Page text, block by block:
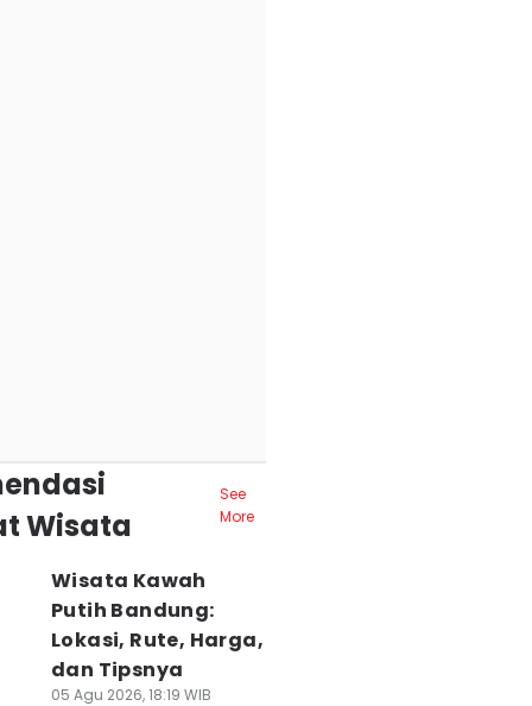
Wisata
See
More
Wisata Kawah
Putih Bandung:
Lokasi, Rute, Harga,
dan Tipsnya
05 Agu 2026, 18:19 WIB